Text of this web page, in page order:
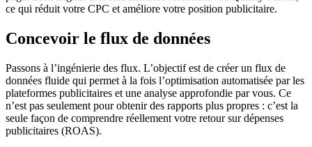
ce qui réduit votre CPC et améliore votre position publicitaire.
Concevoir le flux de données
Passons à l’ingénierie des flux. L’objectif est de créer un flux de
données fluide qui permet à la fois l’optimisation automatisée par les
plateformes publicitaires et une analyse approfondie par vous. Ce
n’est pas seulement pour obtenir des rapports plus propres : c’est la
seule façon de comprendre réellement votre retour sur dépenses
publicitaires (ROAS).